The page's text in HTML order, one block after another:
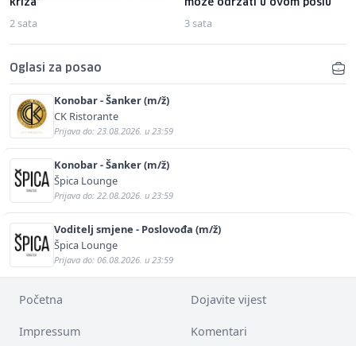
kriza"
2 sata
može održati u ovom poslu
3 sata
Oglasi za posao
Konobar - Šanker (m/ž)
CK Ristorante
Prijava do: 23.08.2026. u 23:59
Konobar - Šanker (m/ž)
Špica Lounge
Prijava do: 22.08.2026. u 23:59
Voditelj smjene - Poslovođa (m/ž)
Špica Lounge
Prijava do: 06.08.2026. u 23:59
Početna Dojavite vijest
Impressum Komentari